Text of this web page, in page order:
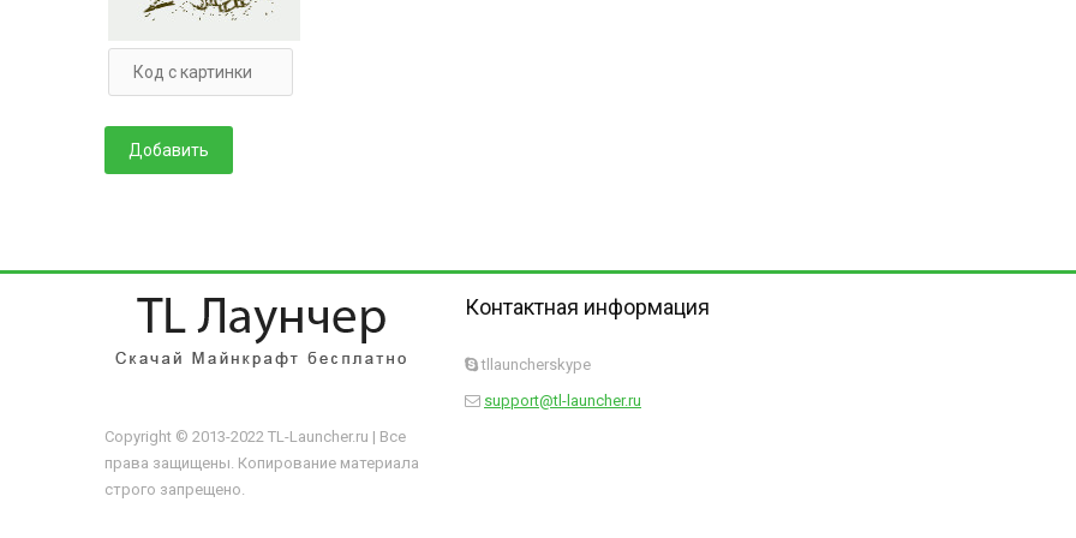
Copyright © 2013-2022 TL-Launcher.ru | Все
права защищены. Копирование материала
строго запрещено.
Контактная информация
tllauncherskype
support@tl-launcher.ru